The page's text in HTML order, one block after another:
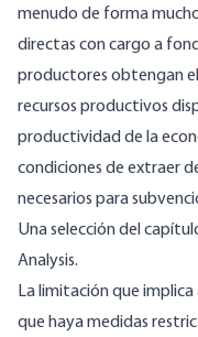
menudo de forma
directas con cargo a
productores obtengan
recursos productivos
productividad de la
condiciones de extraer
necesarios para
Una selección del
Analysis.
La limitación que
que haya medidas